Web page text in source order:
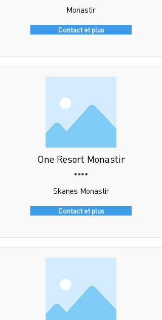
Monastir
Contact et plus
One Resort Monastir
****
Skanes Monastir
Contact et plus